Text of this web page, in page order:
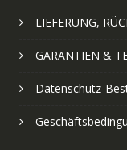
LIEFERUNG,
GARANTIEN &
Datenschutz-